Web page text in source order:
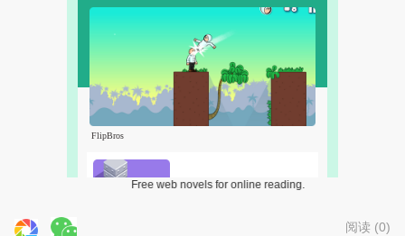
Free web novels for online reading.
阅读 (0)